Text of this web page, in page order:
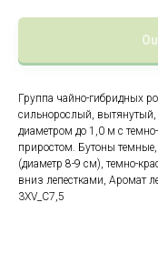
Группа чайно-гибридных
сильнорослый,
диаметром до 1,0 м с
приростом. Бутоны
(диаметр 8-9 см), темно-
вниз лепестками, Аромат
3XV_C7,5